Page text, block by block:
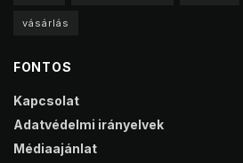
vásárlás
FONTOS
Kapcsolat
Adatvédelmi irányelvek
Médiaajánlat